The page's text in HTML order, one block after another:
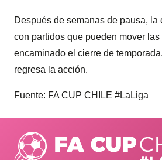
Después de semanas de pausa,
con partidos que pueden mover
encaminado el cierre de
regresa la acción.
Fuente: FA CUP CHILE #LaLiga